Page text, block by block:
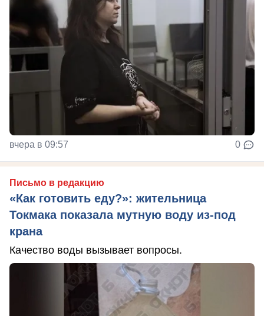
вчера в 09:57 0
Письмо в редакцию
«Как готовить еду?»: жительница
Токмака показала мутную воду из-под
крана
Качество воды вызывает вопросы.